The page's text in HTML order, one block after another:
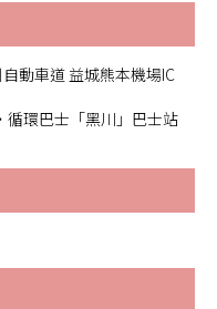
動車道 益城熊本機場IC
循環巴士「黑川」巴士站